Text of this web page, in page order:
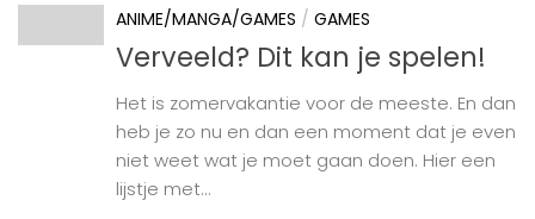
ANIME/MANGA/GAMES / GAMES
Verveeld? Dit kan je spelen!
Het is zomervakantie voor de meeste. En dan
heb je zo nu en dan een moment dat je even
niet weet wat je moet gaan doen. Hier een
lijstje met...